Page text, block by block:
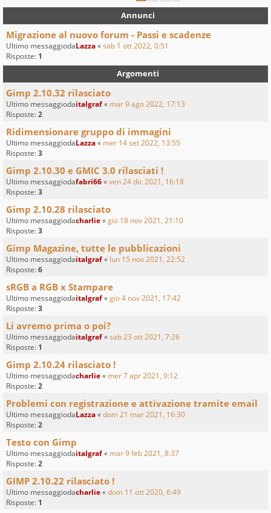
Annunci
Migrazione al nuovo forum - Passi e scadenze
Ultimo messaggiodaLazza«sab 1 ott 2022, 0:51
Risposte: 1
Argomenti
Gimp 2.10.32 rilasciato
Ultimo messaggiodaitalgraf« mar 9 ago 2022, 17:13
Risposte:2
Ridimensionare gruppo di immagini
Ultimo messaggiodaLazza« mer 14 set 2022, 13:55
Risposte:3
Gimp 2.10.30 e GMIC 3.0 rilasciati !
Ultimo messaggiodafabri66«ven 24 dic 2021, 16:18
Risposte:3
Gimp 2.10.28 rilasciato
Ultimo messaggiodacharlie«gio 18 nov 2021, 21:10
Risposte:3
Gimp Magazine, tutte le pubblicazioni
Ultimo messaggiodaitalgraf« lun 15 nov 2021, 22:52
Risposte:6
sRGB a RGB x Stampare
Ultimo messaggiodaitalgraf«gio 4 nov 2021, 17:42
Risposte:3
Li avremo prima o poi?
Ultimo messaggiodaitalgraf«sab 23 ott 2021, 7:26
Risposte: 1
Gimp 2.10.24 rilasciato !
Ultimo messaggiodacharlie« mer 7 apr 2021, 9:12
Risposte:2
Problemi con registrazione e attivazione tramite email
Ultimo messaggiodaLazza«dom 21 mar 2021, 16:30
Risposte:2
Testo con Gimp
Ultimo messaggiodaitalgraf« mar 9 feb 2021, 8:37
Risposte:2
GIMP 2.10.22 rilasciato !
Ultimo messaggiodacharlie«dom 11 ott 2020, 6:49
Risposte: 1